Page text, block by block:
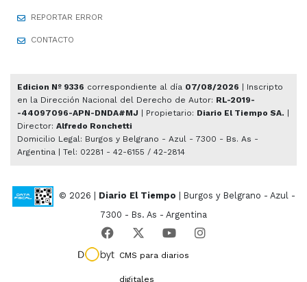
REPORTAR ERROR
CONTACTO
Edicion Nº 9336 correspondiente al día 07/08/2026 | Inscripto
en la Dirección Nacional del Derecho de Autor: RL-2019-
-44097096-APN-DNDA#MJ | Propietario: Diario El Tiempo SA.
Director: Alfredo Ronchetti
Domicilio Legal: Burgos y Belgrano - Azul - 7300 - Bs. As -
Argentina | Tel: 02281 - 42-6155 / 42-2814
© 2026 | Diario El Tiempo | Burgos y Belgrano - Azul -
7300 - Bs. As - Argentina
CMS para diarios
digitales